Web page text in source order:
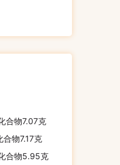
合物7.07克
物7.17克
合物5.95克